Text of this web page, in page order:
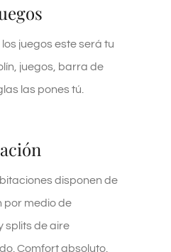
los juegos este será tu
juegos, barra de
las pones tú.
disponen de
por medio de
splits de aire
Comfort absoluto.